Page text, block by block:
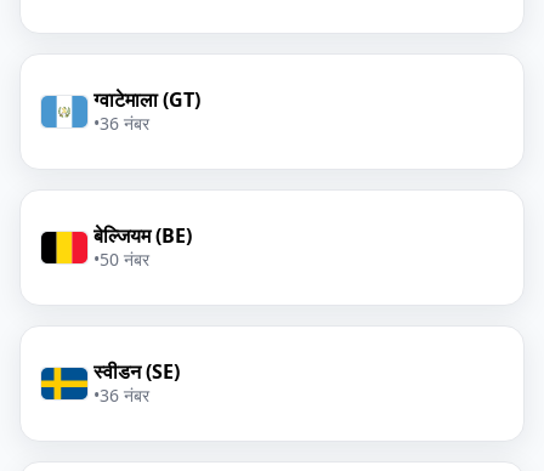
ग्वाटेमाला (GT)
•36 नंबर
बेल्जियम (BE)
•50 नंबर
स्वीडन (SE)
•36 नंबर